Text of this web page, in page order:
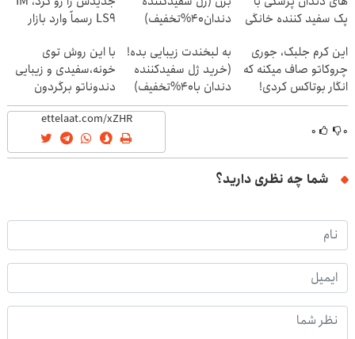
پک سفید کننده خانگی
دندان40%تخفیف)
LS9 رسماً وارد بازار
این کرم جلبک، جوری
چروکاتو صاف میکنه که
انگار بوتاکس کردی!
(تخفیف ویژه)
به لبخندت زیبایی بده!
(خرید ژل سفیدکننده
دندان با40%تخفیف)
با این روش توی
خونه،سفیدی و زیبایی
دندوناتو برگردون
(40%off)
۰ ۰
شما چه نظری دارید؟